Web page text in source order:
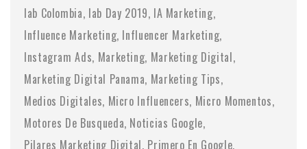
Iab Colombia Iab Day 2019 IA Marketing
Influence Marketing Influencer Marketing
Instagram Ads Marketing Marketing Digital
Marketing Digital Panama Marketing Tips
Medios Digitales Micro Influencers Micro Momentos
Motores De Busqueda Noticias Google
Pilares Marketing Digital Primero En Google